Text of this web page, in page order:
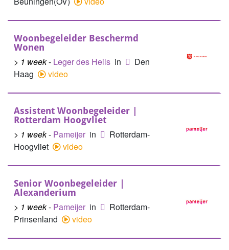
Woonbegeleider Beschermd
Wonen
> 1 week- Leger des Heils in
Den
Haag
video
Assistent Woonbegeleider |
Rotterdam Hoogvliet
> 1 week- Pameijer in
Rotterdam-
Hoogvliet
video
Senior Woonbegeleider |
Alexanderium
> 1 week- Pameijer in
Rotterdam-
Prinsenland
video